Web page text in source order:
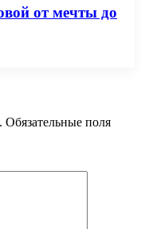
от мечты до
Обязательные поля